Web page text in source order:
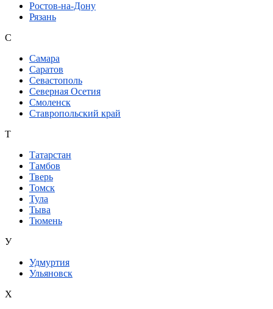
Ростов-на-Дону
Рязань
С
Самара
Саратов
Севастополь
Северная Осетия
Смоленск
Ставропольский край
Т
Татарстан
Тамбов
Тверь
Томск
Тула
Тыва
Тюмень
У
Удмуртия
Ульяновск
Х